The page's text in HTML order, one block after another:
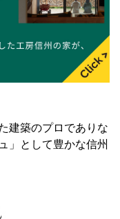
建築のプロでありな
」として豊かな信州